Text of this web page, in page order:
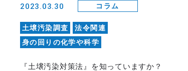
2023.03.30 コラム
土壌汚染調査
法令関連
身の回りの化学や科学
『土壌汚染対策法』を知っていますか？